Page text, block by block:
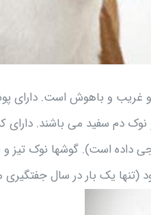
و باهوش است. دارای
نوک دم سفید می باشند.
داده است). گوشها نوک تیز و
(تنها یک بار در سال